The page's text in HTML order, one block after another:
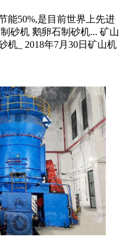
能50%,是目前世界上先进
砂机 鹅卵石制砂机... 矿山
机_ 2018年7月30日矿山机